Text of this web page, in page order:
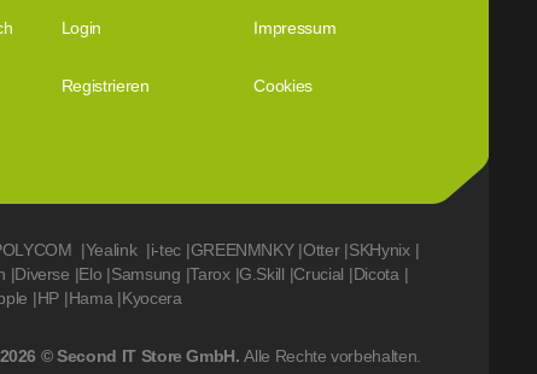
Login Impressum
Registrieren Cookies
|Yealink |i-tec |GREENMNKY |Otter |SKHynix |
|Diverse |Elo |Samsung |Tarox |G.Skill |Crucial |Dicota |
|HP |Hama |Kyocera
2026 © Second IT Store GmbH.Alle Rechte vorbehalten.